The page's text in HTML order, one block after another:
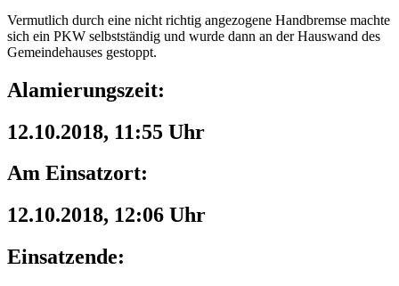
Vermutlich durch eine nicht richtig angezogene Handbremse machte
sich ein PKW selbstständig und wurde dann an der Hauswand des
Gemeindehauses gestoppt.
Alamierungszeit:
12.10.2018, 11:55 Uhr
Am Einsatzort:
12.10.2018, 12:06 Uhr
Einsatzende: